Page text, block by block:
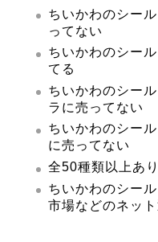
ちいかわのシー
ってない
ちいかわのシー
てる
ちいかわのシー
ラに売ってない
ちいかわのシー
に売ってない
全50種類以上あり
ちいかわのシー
市場などのネッ